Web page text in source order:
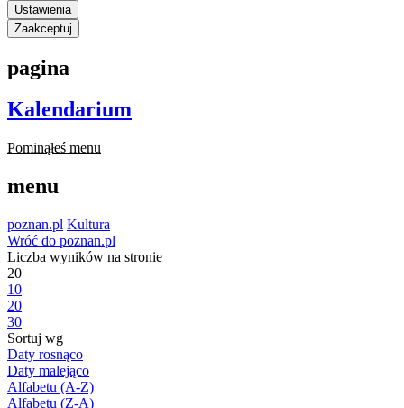
Ustawienia
Zaakceptuj
pagina
Kalendarium
Pominąłeś menu
menu
poznan.pl Kultura
Wróć do poznan.pl
Liczba wyników na stronie
20
10
20
30
Sortuj wg
Daty rosnąco
Daty malejąco
Alfabetu (A-Z)
Alfabetu (Z-A)